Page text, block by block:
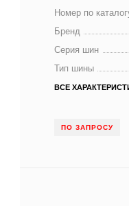
Номер по
Бренд
Серия шин
Тип шины
ВСЕ
ПО ЗАПРОСУ